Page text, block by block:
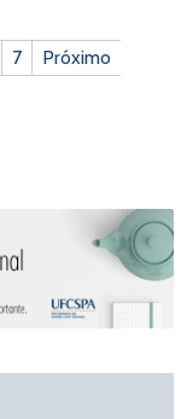
7
Próximo